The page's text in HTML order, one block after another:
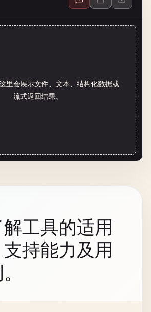
里会展示文件、文本、结构化数据或
流式返回结果。
工具的适用
持能力及用